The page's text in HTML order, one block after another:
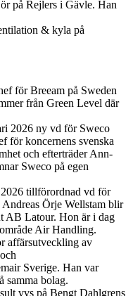
på Rejlers i Gävle. Han
& kyla på
för Breeam på Sweden
från Green Level där
2026 ny vd för Sweco
för koncernens svenska
och efterträder Ann-
Sweco på egen
tillförordnad vd för
Örje Wellstam blir
AB Latour. Hon är i dag
Air Handling.
affärsutveckling av
Sverige. Han var
samma bolag.
vvs på Bengt Dahlgrens